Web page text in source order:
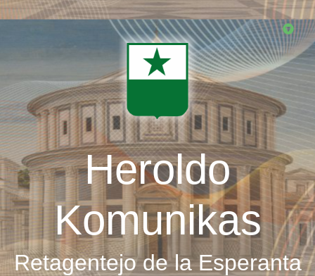
Skip
Heroldo
Komunikas
Retagentejo de la Esperanta